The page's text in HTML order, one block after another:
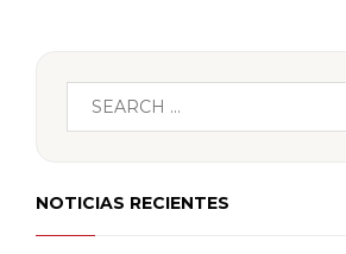
NOTICIAS RECIENTES